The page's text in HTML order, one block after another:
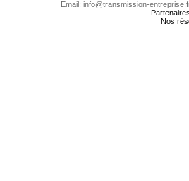
Email: info@transmission-
Nos